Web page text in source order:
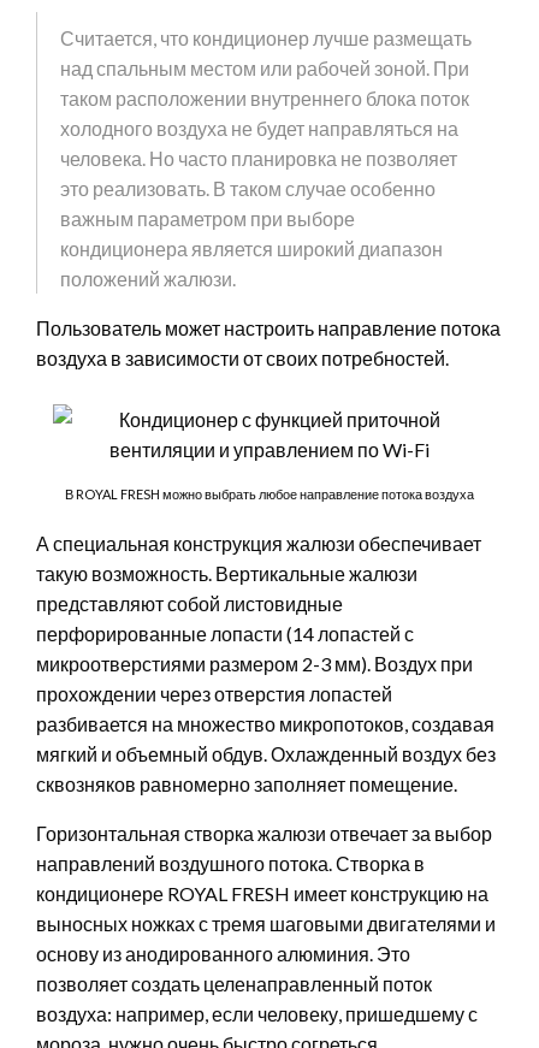
Считается, что кондиционер лучше размещать
над спальным местом или рабочей зоной. При
таком расположении внутреннего блока поток
холодного воздуха не будет направляться на
человека. Но часто планировка не позволяет
это реализовать. В таком случае особенно
важным параметром при выборе
кондиционера является широкий диапазон
положений жалюзи.
Пользователь может настроить направление потока
воздуха в зависимости от своих потребностей.
В ROYAL FRESH можно выбрать любое направление потока воздуха
А специальная конструкция жалюзи обеспечивает
такую возможность. Вертикальные жалюзи
представляют собой листовидные
перфорированные лопасти (14 лопастей с
микроотверстиями размером 2-3 мм). Воздух при
прохождении через отверстия лопастей
разбивается на множество микропотоков, создавая
мягкий и объемный обдув. Охлажденный воздух без
сквозняков равномерно заполняет помещение.
Горизонтальная створка жалюзи отвечает за выбор
направлений воздушного потока. Створка в
кондиционере ROYAL FRESH имеет конструкцию на
выносных ножках с тремя шаговыми двигателями и
основу из анодированного алюминия. Это
позволяет создать целенаправленный поток
воздуха: например, если человеку, пришедшему с